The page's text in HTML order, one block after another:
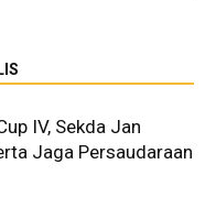
IV, Sekda Jan
Jaga Persaudaraan